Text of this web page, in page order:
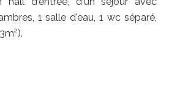
1 salle d'eau, 1 wc séparé,